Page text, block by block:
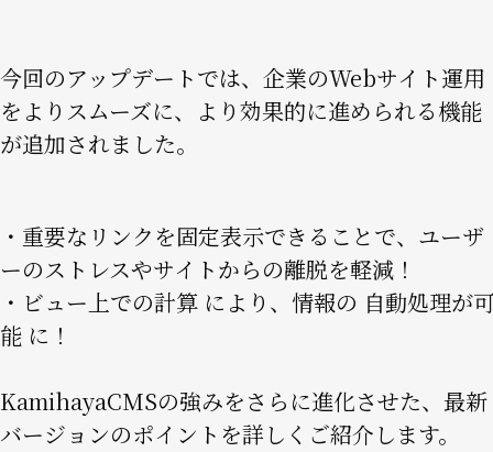
今回のアップデートでは、企業のWebサイト運用
をよりスムーズに、より効果的に進められる機能
が追加されました。
・重要なリンクを固定表示できることで、ユーザ
ーのストレスやサイトからの離脱を軽減！
・ビュー上での計算 により、情報の 自動処理が
能 に！
KamihayaCMSの強みをさらに進化させた、最新
バージョンのポイントを詳しくご紹介します。